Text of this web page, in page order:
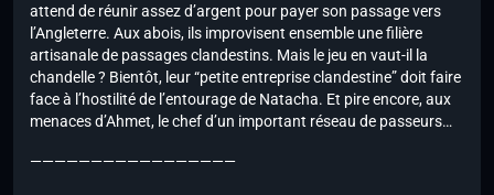
attend de réunir assez d’argent pour payer son passage vers
l’Angleterre. Aux abois, ils improvisent ensemble une filière
artisanale de passages clandestins. Mais le jeu en vaut-il la
chandelle ? Bientôt, leur “petite entreprise clandestine” doit faire
face à l’hostilité de l’entourage de Natacha. Et pire encore, aux
menaces d’Ahmet, le chef d’un important réseau de passeurs…
—————————————————